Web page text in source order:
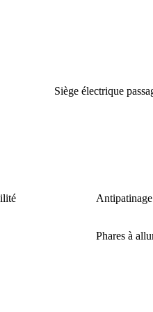
Siège électrique
Antipatinage
Phares à